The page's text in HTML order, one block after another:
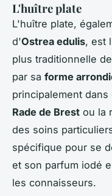
L'huître plate
L'huître plate,
d'Ostrea edulis, est
plus traditionnelle
par sa forme
principalement
Rade de Brest ou la
des soins
spécifique pour se
et son parfum iodé
les connaisseurs.